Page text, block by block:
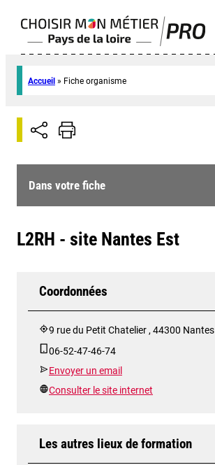
Accueil » Fiche organisme
Dans votre fiche
L2RH - site Nantes Est
Coordonnées
9 rue du Petit Chatelier , 44300 Nantes
06-52-47-46-74
Envoyer un email
Consulter le site internet
Les autres lieux de formation